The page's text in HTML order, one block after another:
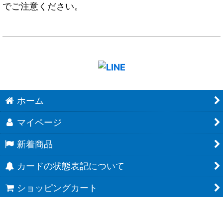
でご注意ください。
ホーム
マイページ
新着商品
カードの状態表記について
ショッピングカート